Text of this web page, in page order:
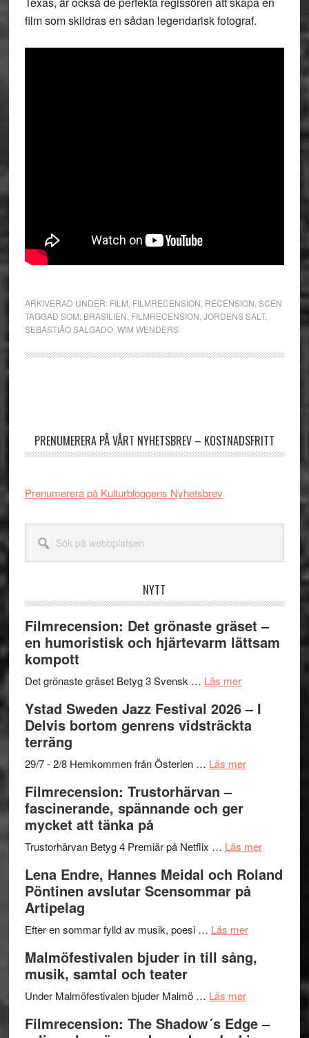
film som skildras en sådan legendarisk fotograf.
ARKIVERAD UNDER: FILM FILMRECENSION RECENSION SCEN
TAGGAD SOM: BRASILIEN FILMRECENSION JORDENS SALT,
SEBASTIÃO SALGADO, WIM WENDERS
PRENUMERERA PÅ VÅRT NYHETSBREV – KOSTNADSFRITT
Prenumerera på Kulturbloggens Nyhetsbrev
webbplatsen
NYTT
Filmrecension: Det grönaste gräset –
en humoristisk och hjärtevarm lättsam
kompott
Det grönaste gräset Betyg 3 Svensk … Läs merom
Det
grönaste
–
och
lättsam
Ystad Sweden Jazz Festival 2026 – I
Delvis bortom genrens vidsträckta
terräng
29/7 - 2/8 Hemkommen från Österlen … Läs merom
2026
I
Delvis
genrens
terräng
Filmrecension: Trustorhärvan –
fascinerande, spännande och ger
mycket att tänka på
Trustorhärvan Betyg 4 Premiär på Netflix … Läs merom
på
Lena Endre, Hannes Meidal och Roland
Pöntinen avslutar Scensommar på
Artipelag
Efter en sommar fylld av musik, poesi … Läs merom
Endre,
Roland
Malmöfestivalen bjuder in till sång,
musik, samtal och teater
Under Malmöfestivalen bjuder Malmö … Läs merom
bjuder
Filmrecension: The Shadow´s Edge –